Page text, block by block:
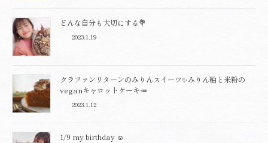
どんな自分も大切にする💐
2023.1.19
クラファンリターンのみりんスイーツ✨みりん粕と米粉の
veganキャロットケーキ🥕
2023.1.12
1/9 my birthday ☺︎